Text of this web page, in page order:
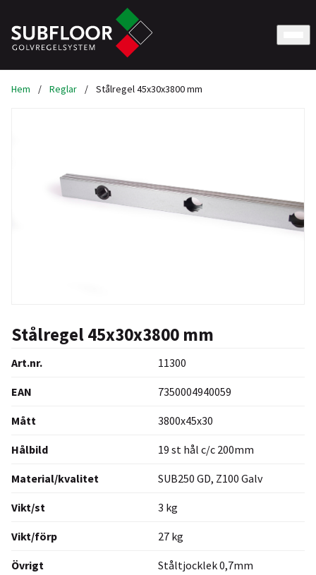
Hem / Reglar / Stålregel 45x30x3800 mm
Stålregel 45x30x3800 mm
Art.nr. 11300
EAN 7350004940059
Mått 3800x45x30
Hålbild 19 st hål c/c 200mm
Material/kvalitet SUB250 GD, Z100 Galv
Vikt/st 3 kg
Vikt/förp 27 kg
Övrigt Ståltjocklek 0,7mm